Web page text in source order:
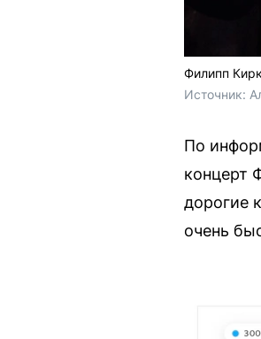
Филипп
Источник:
По
концерт
дорогие
очень